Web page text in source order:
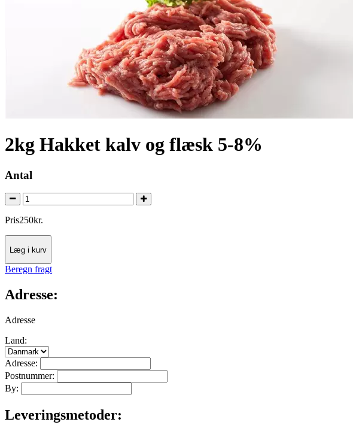
2kg Hakket kalv og flæsk 5-8%
Antal
Pris250kr.
Læg i kurv
Beregn fragt
Adresse:
Adresse
Land:
Adresse:
Postnummer:
By:
Leveringsmetoder: